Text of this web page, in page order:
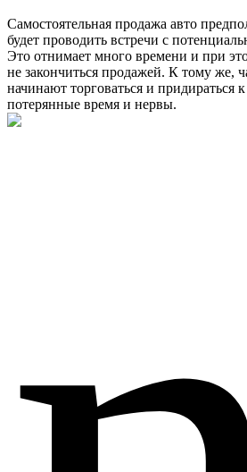
Самостоятельная продажа авто
будет проводить встречи с
Это отнимает много времени и при
не закончиться продажей. К тому же,
начинают торговаться и придираться
потерянные время и нервы.